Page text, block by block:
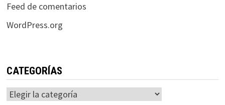
Feed de comentarios
WordPress.org
CATEGORÍAS
Categorías